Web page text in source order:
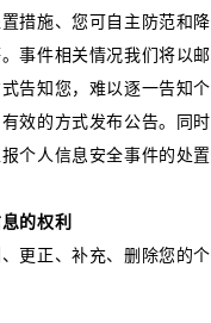
措施、您可自主防范和降
事件相关情况我们将以
告知您，难以逐一告知个
效的方式发布公告。同
个人信息安全事件的处置
的权利
更正、补充、删除您的